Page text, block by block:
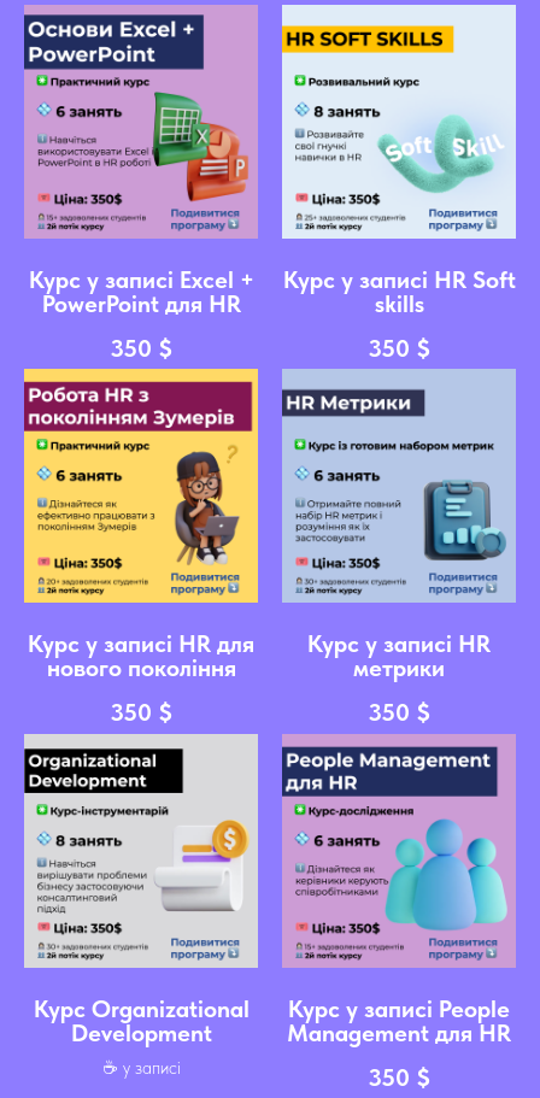
Курс у записі Excel +
PowerPoint для HR
350 $
Курс у записі HR Soft
skills
350 $
Курс у записі HR для
нового покоління
350 $
Курс у записі HR
метрики
350 $
Курс Organizational
Development
☕️ у записі
Курс у записі People
Management для HR
350 $